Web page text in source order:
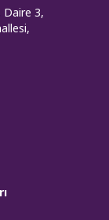
Daire 3,